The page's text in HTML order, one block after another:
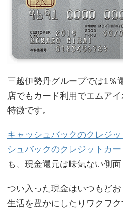
三越伊勢丹グループでは1％
店でもカード利用でエムア
特徴です。
キャッシュバックのクレジッ
シュバックのクレジットカー
も、現金還元は味気ない側面
つい入った現金はいつもどお
生活を豊かにしたりワクワ